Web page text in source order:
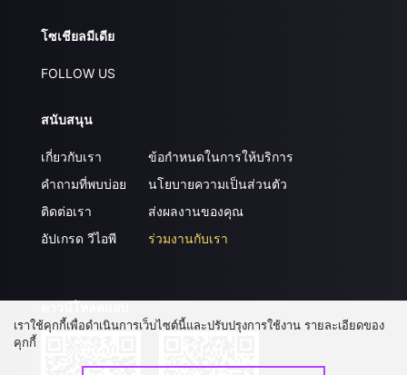
โซเชียลมีเดีย
FOLLOW US
สนับสนุน
เกี่ยวกับเรา
คำถามที่พบบ่อย
ติดต่อเรา
อัปเกรด วีไอพี
ข้อกำหนดในการให้บริการ
นโยบายความเป็นส่วนตัว
ส่งผลงานของคุณ
ร่วมงานกับเรา
เราใช้คุกกี้เพื่อดำเนินการเว็บไซต์นี้และปรับปรุงการใช้งาน รายละเอียดของ
คุกกี้